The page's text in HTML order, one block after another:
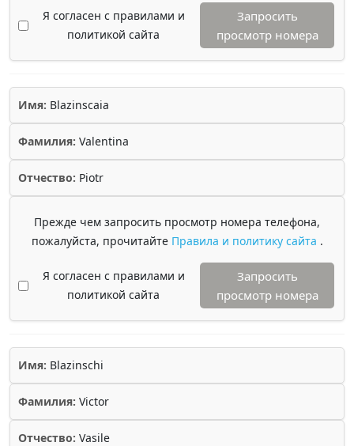
Я согласен с правилами и
политикой сайта
Запросить
просмотр номера
Имя: Blazinscaia
Фамилия: Valentina
Отчество: Piotr
Прежде чем запросить просмотр номера телефона,
пожалуйста, прочитайте Правила и политику сайта .
Я согласен с правилами и
политикой сайта
Запросить
просмотр номера
Имя: Blazinschi
Фамилия: Victor
Отчество: Vasile